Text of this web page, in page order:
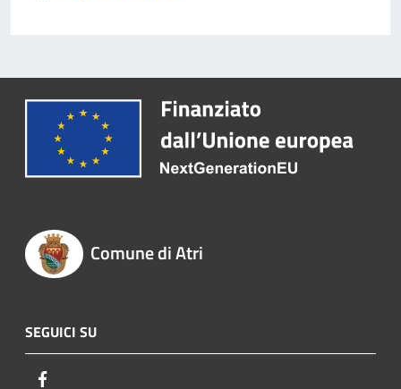
Comune di Atri
SEGUICI SU